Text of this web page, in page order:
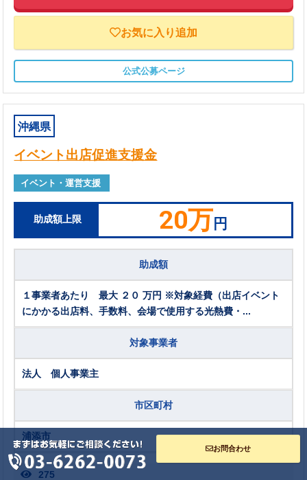
お気に入り追加
公式公募ページ
沖縄県
イベント出店促進支援金
イベント・運営支援
助成額上限 20万円
助成額
１事業者あたり 最大 ２０ 万円 ※対象経費（出店イベント
にかかる出店料、手数料、会場で使用する光熱費・...
対象事業者
法人 個人事業主
市区町村
浦添市
275
お問合わせ